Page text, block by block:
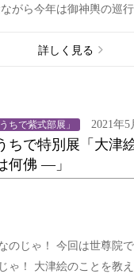
がら今年は御神輿の巡
詳しく見る
ちで紫式部展」 2021年5
うちで特別展「大
何佛 ―」
のじゃ！ 今回は世尊院
ゃ！ 大津絵のことを教